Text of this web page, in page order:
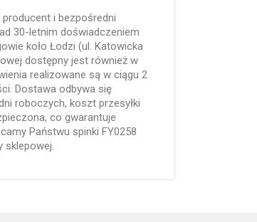
producent i bezpośredni
30-letnim doświadczeniem
koło Łodzi (ul. Katowicka
dostępny jest również w
realizowane są w ciągu 2
Dostawa odbywa się
roboczych, koszt przesyłki
co gwarantuje
Państwu spinki FY0258
sklepowej.